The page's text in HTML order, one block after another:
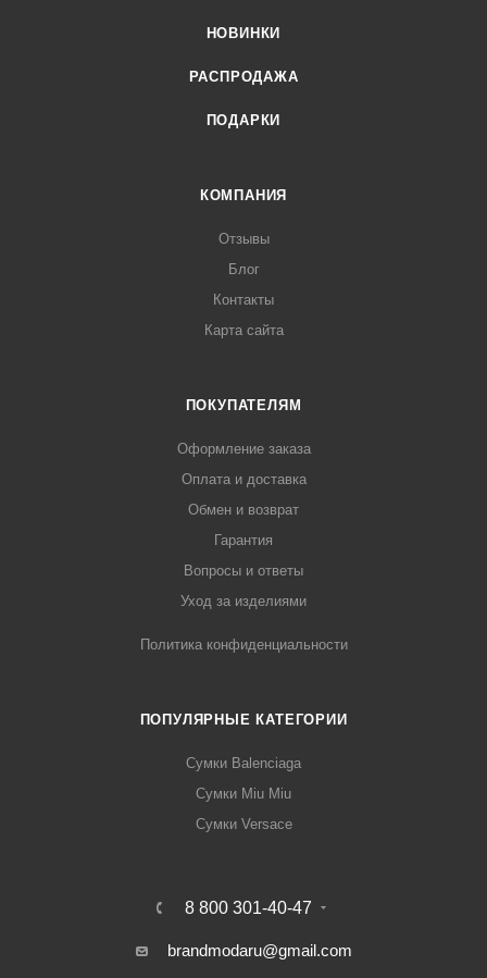
НОВИНКИ
РАСПРОДАЖА
ПОДАРКИ
КОМПАНИЯ
Отзывы
Блог
Контакты
Карта сайта
ПОКУПАТЕЛЯМ
Оформление заказа
Оплата и доставка
Обмен и возврат
Гарантия
Вопросы и ответы
Уход за изделиями
Политика конфиденциальности
ПОПУЛЯРНЫЕ КАТЕГОРИИ
Сумки Balenciaga
Сумки Miu Miu
Сумки Versace
8 800 301-40-47
brandmodaru@gmail.com